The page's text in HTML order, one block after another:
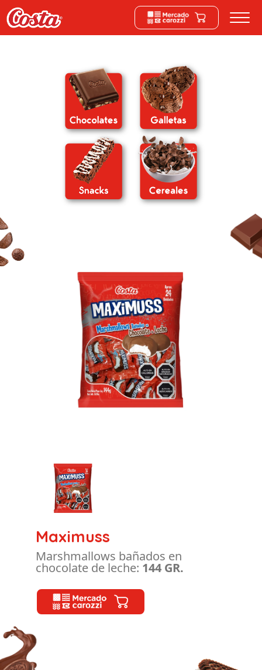
Maximuss
Marshmallows bañados en
chocolate de leche: 144 GR.